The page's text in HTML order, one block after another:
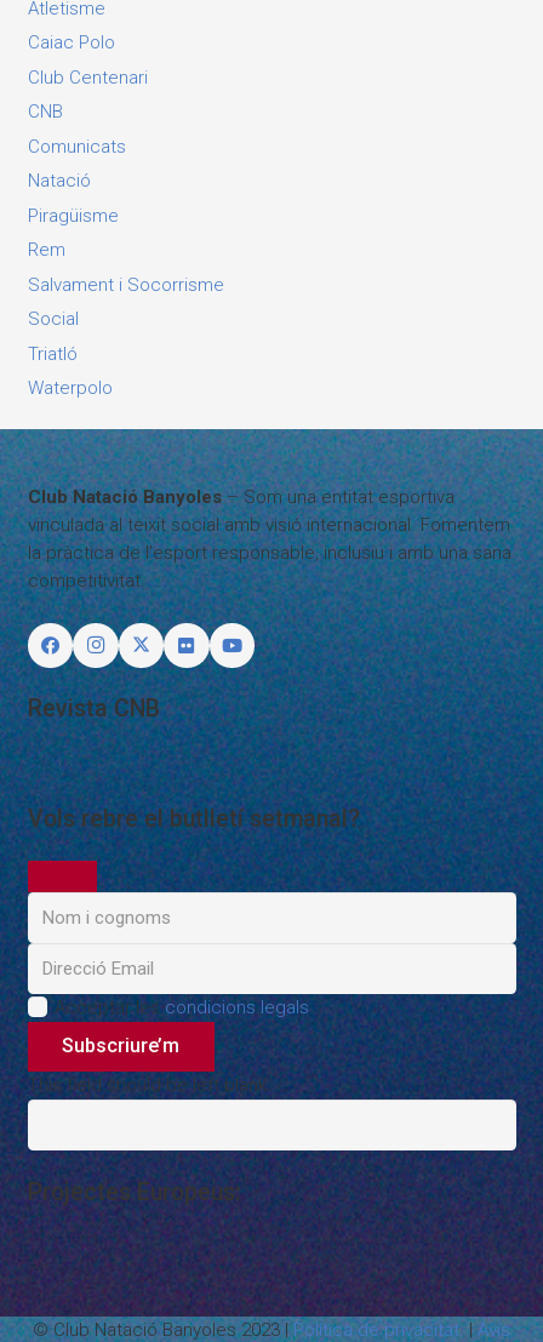
Atletisme
Caiac Polo
Club Centenari
CNB
Comunicats
Natació
Piragüisme
Rem
Salvament i Socorrisme
Social
Triatló
Waterpolo
Club Natació Banyoles– Som una entitat esportiva
vinculada al teixit social amb visió internacional. Fomentem
la pràctica de l’esport responsable, inclusiu i amb una sana
competitivitat.
Revista CNB
Vols rebre el butlletí setmanal?
Acceptar lescondicions legals
Subscriure’m
This field should be left blank
Projectes Europeus:
© Club Natació Banyoles 2023 |Política de privacitat|Avís